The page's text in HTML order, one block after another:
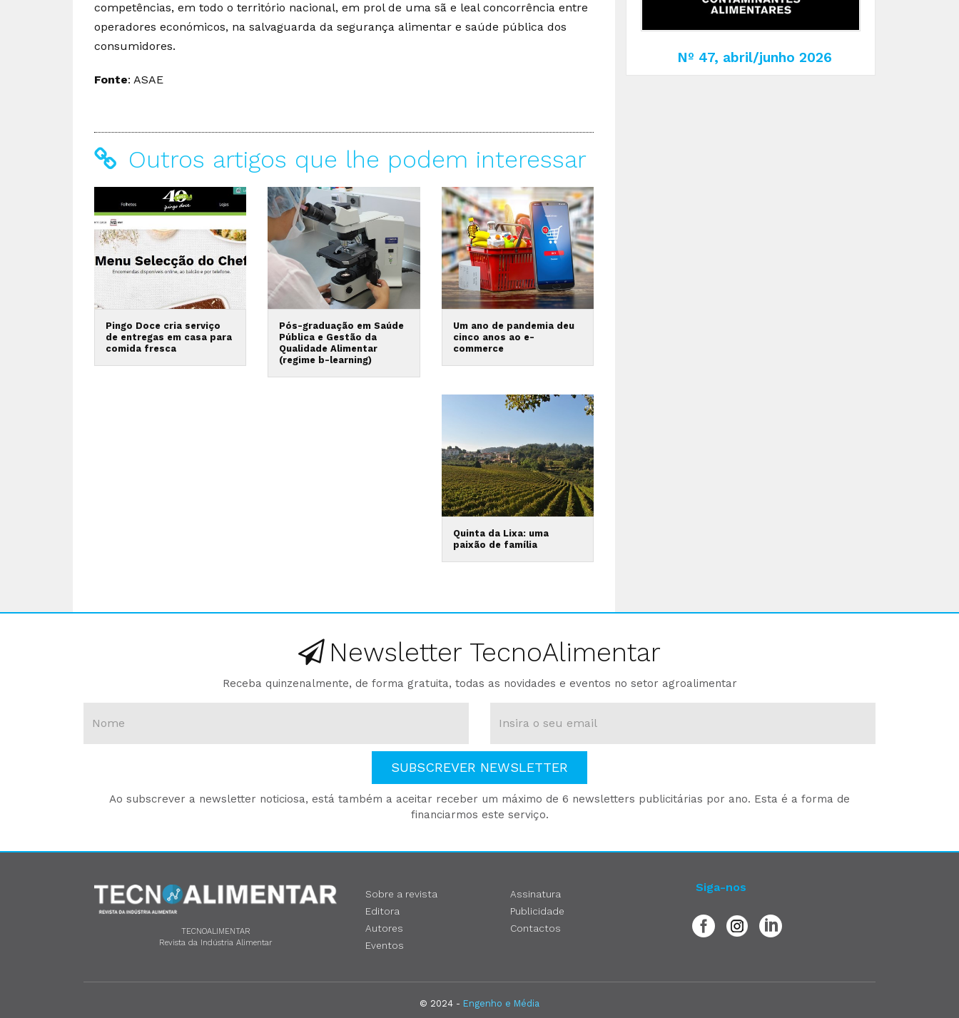
competências, em todo o território nacional, em prol de uma sã e leal concorrência entre
operadores económicos, na salvaguarda da segurança alimentar e saúde pública dos
consumidores.
Fonte: ASAE
Outros artigos que lhe podem interessar
Pingo Doce cria serviço
de entregas em casa para
comida fresca
Pós-graduação em Saúde
Pública e Gestão da
Qualidade Alimentar
(regime b-learning)
Um ano de pandemia deu
cinco anos ao e-
commerce
Quinta da Lixa: uma
paixão de família
Nº 47, abril/junho 2026
Newsletter TecnoAlimentar
Receba quinzenalmente, de forma gratuita, todas as novidades e eventos no setor agroalimentar
SUBSCREVER NEWSLETTER
Ao subscrever a newsletter noticiosa, está também a aceitar receber um máximo de 6 newsletters publicitárias por ano. Esta é a forma de
financiarmos este serviço.
TECNOALIMENTAR
Revista da Indústria Alimentar
Sobre a revista
Editora
Autores
Eventos
Assinatura
Publicidade
Contactos
Siga-nos
© 2024 - Engenho e Média